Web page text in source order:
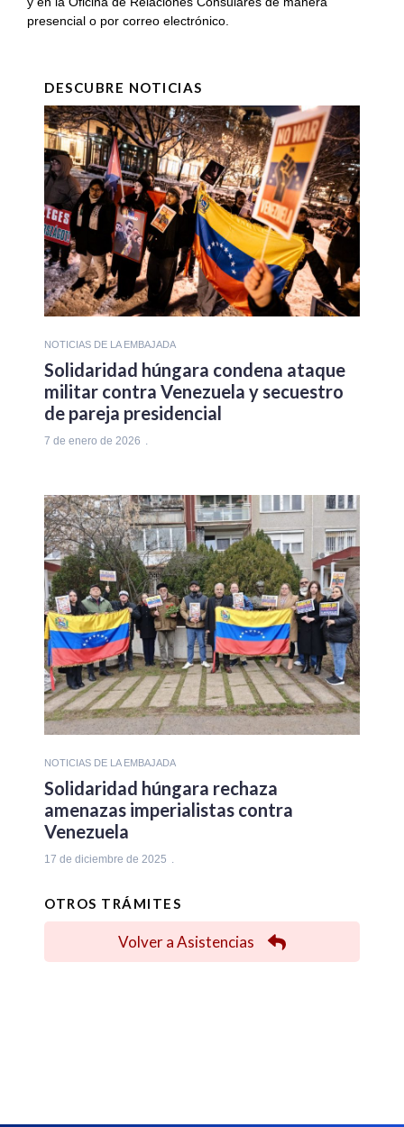
presencial o por correo electrónico.
DESCUBRE NOTICIAS
NOTICIAS DE LA EMBAJADA
Solidaridad húngara condena ataque
militar contra Venezuela y secuestro
de pareja presidencial
7 de enero de 2026
NOTICIAS DE LA EMBAJADA
Solidaridad húngara rechaza
amenazas imperialistas contra
Venezuela
17 de diciembre de 2025
OTROS TRÁMITES
Volver a Asistencias